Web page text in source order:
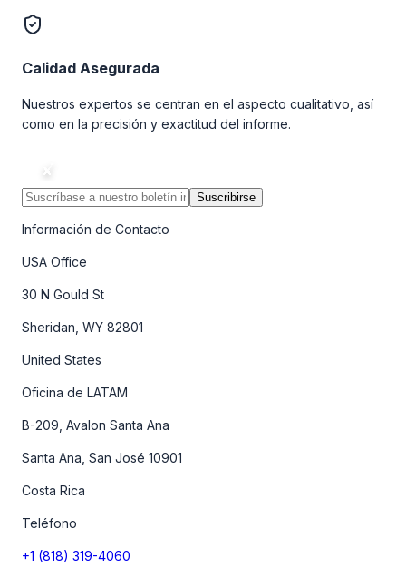
Calidad Asegurada
Nuestros expertos se centran en el aspecto cualitativo, así
como en la precisión y exactitud del informe.
Suscribirse
Información de Contacto
USA Office
30 N Gould St
Sheridan, WY 82801
United States
Oficina de LATAM
B-209, Avalon Santa Ana
Santa Ana, San José 10901
Costa Rica
Teléfono
+1 (818) 319-4060